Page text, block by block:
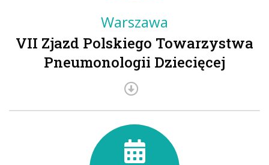
Warszawa
VII Zjazd Polskiego Towarzystwa
Pneumonologii Dziecięcej